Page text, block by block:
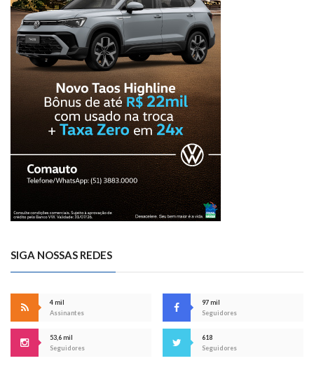
SIGA NOSSAS REDES
4 mil
Assinantes
97 mil
Seguidores
53,6 mil
Seguidores
618
Seguidores